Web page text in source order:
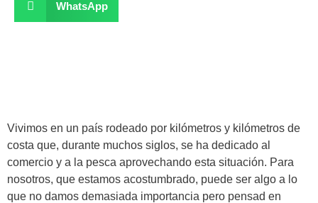
WhatsApp
Vivimos en un país rodeado por kilómetros y kilómetros de
costa que, durante muchos siglos, se ha dedicado al
comercio y a la pesca aprovechando esta situación. Para
nosotros, que estamos acostumbrado, puede ser algo a lo
que no damos demasiada importancia pero pensad en